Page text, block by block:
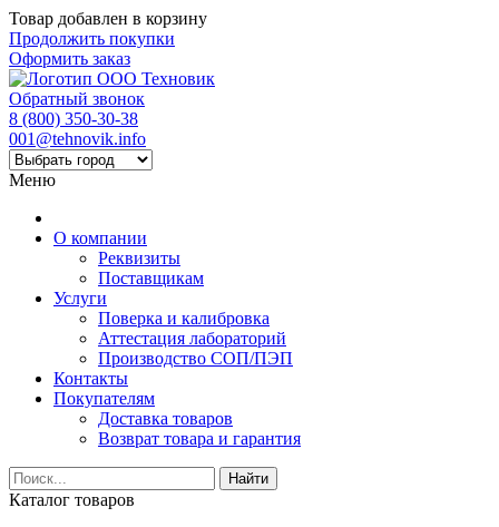
Товар добавлен в корзину
Продолжить покупки
Оформить заказ
Обратный звонок
8 (800) 350-30-38
001@tehnovik.info
Меню
О компании
Реквизиты
Поставщикам
Услуги
Поверка и калибровка
Аттестация лабораторий
Производство СОП/ПЭП
Контакты
Покупателям
Доставка товаров
Возврат товара и гарантия
Найти
Каталог товаров